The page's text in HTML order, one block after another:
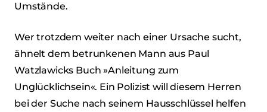
Umstände.
Wer trotzdem weiter nach einer Ursache sucht,
ähnelt dem betrunkenen Mann aus Paul
Watzlawicks Buch »Anleitung zum
Unglücklichsein«. Ein Polizist will diesem Herren
bei der Suche nach seinem Hausschlüssel helfen